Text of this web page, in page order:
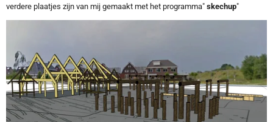
verdere plaatjes zijn van mij gemaakt met het programma" skechup"